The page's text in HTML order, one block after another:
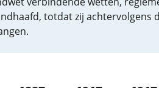
totdat zij achtervolgens